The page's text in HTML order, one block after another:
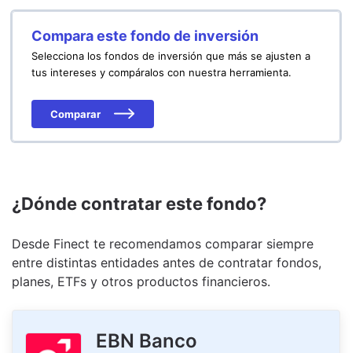
Compara este fondo de inversión
Selecciona los fondos de inversión que más se ajusten a
tus intereses y compáralos con nuestra herramienta.
Comparar
¿Dónde contratar este fondo?
Desde Finect te recomendamos comparar siempre
entre distintas entidades antes de contratar fondos,
planes, ETFs y otros productos financieros.
EBN Banco